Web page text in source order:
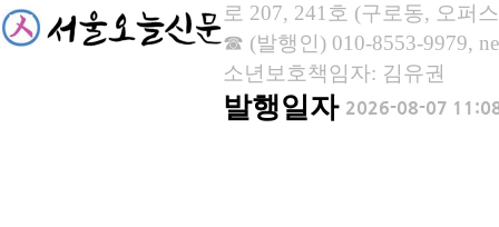
로 207, 241호 (구로동, 오퍼
☎ (발행인) 010-8553-9979,
소년보호책임자: 김유권
발행일자